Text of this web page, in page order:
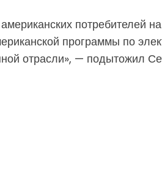
потребителей
программы по
отрасли», — подытожил